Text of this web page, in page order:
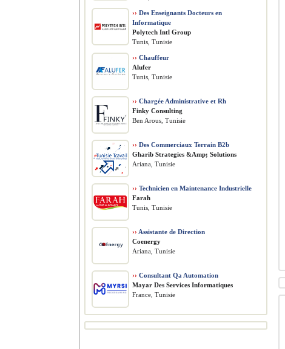
›› Des Enseignants Docteurs en
Informatique
Polytech Intl Group
Tunis, Tunisie
›› Chauffeur
Alufer
Tunis, Tunisie
›› Chargée Administrative et Rh
Finky Consulting
Ben Arous, Tunisie
›› Des Commerciaux Terrain B2b
Gharib Strategies &Amp; Solutions
Ariana, Tunisie
›› Technicien en Maintenance Industrielle
Farah
Tunis, Tunisie
›› Assistante de Direction
Coenergy
Ariana, Tunisie
›› Consultant Qa Automation
Mayar Des Services Informatiques
France, Tunisie